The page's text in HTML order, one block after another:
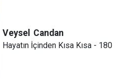
Veysel Candan
Hayatın İçinden Kısa Kısa - 180